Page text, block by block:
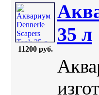
11200 руб.
35 л